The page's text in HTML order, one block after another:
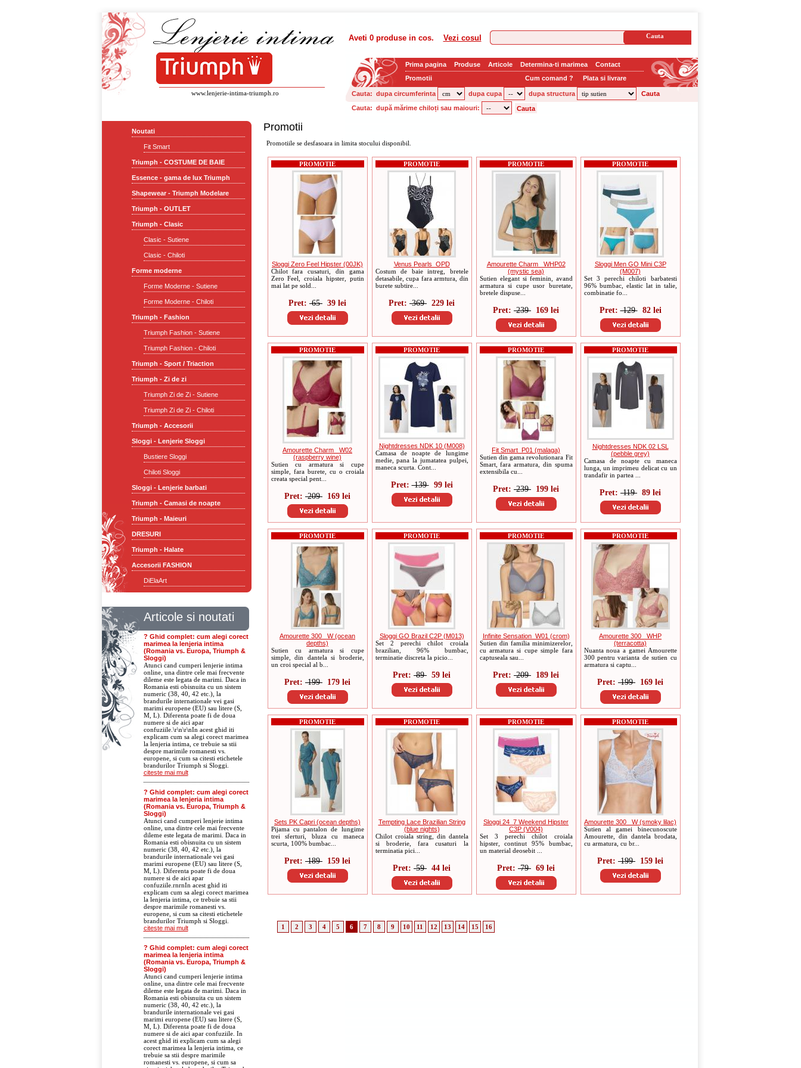
www.lenjerie-intima-triumph.ro
Aveti 0 produsein cos. Vezi cosul
Prima pagina Produse Articole Determina-ti marimea
Contact
Promotii
Cum comand ? Plata si livrare
Cauta: dupa circumferinta dupa cupa
dupa structura
Cauta: după mărime chiloți sau maiouri:
Noutati
Fit Smart
Triumph - COSTUME DE BAIE
Essence - gama de lux Triumph
Shapewear - Triumph Modelare
Triumph - OUTLET
Triumph - Clasic
Clasic - Sutiene
Clasic - Chiloti
Forme moderne
Forme Moderne - Sutiene
Forme Moderne - Chiloti
Triumph - Fashion
Triumph Fashion - Sutiene
Triumph Fashion - Chiloti
Triumph - Sport / Triaction
Triumph - Zi de zi
Triumph Zi de Zi - Sutiene
Triumph Zi de Zi - Chiloti
Triumph - Accesorii
Sloggi - Lenjerie Sloggi
Bustiere Sloggi
Chiloti Sloggi
Sloggi - Lenjerie barbati
Triumph - Camasi de noapte
Triumph - Maieuri
DRESURI
Triumph - Halate
Accesorii FASHION
DiElaArt
Articole si noutati
? Ghid complet: cum alegi corect
marimea la lenjeria intima
(Romania vs. Europa, Triumph &
Sloggi)
Atunci cand cumperi lenjerie intima
online, una dintre cele mai frecvente
dileme este legata de marimi. Daca in
Romania esti obisnuita cu un sistem
numeric (38, 40, 42 etc.), la
brandurile internationale vei gasi
marimi europene (EU) sau litere (S,
M, L). Diferenta poate fi de doua
numere si de aici apar
confuziile.\r\n\r\nIn acest ghid iti
explicam cum sa alegi corect marimea
la lenjeria intima, ce trebuie sa stii
despre marimile romanesti vs.
europene, si cum sa citesti etichetele
brandurilor Triumph si Sloggi.
citeste mai mult
? Ghid complet: cum alegi corect
marimea la lenjeria intima
(Romania vs. Europa, Triumph &
Sloggi)
Atunci cand cumperi lenjerie intima
online, una dintre cele mai frecvente
dileme este legata de marimi. Daca in
Romania esti obisnuita cu un sistem
numeric (38, 40, 42 etc.), la
brandurile internationale vei gasi
marimi europene (EU) sau litere (S,
M, L). Diferenta poate fi de doua
numere si de aici apar
confuziile.rnrnIn acest ghid iti
explicam cum sa alegi corect marimea
la lenjeria intima, ce trebuie sa stii
despre marimile romanesti vs.
europene, si cum sa citesti etichetele
brandurilor Triumph si Sloggi.
citeste mai mult
? Ghid complet: cum alegi corect
marimea la lenjeria intima
(Romania vs. Europa, Triumph &
Sloggi)
Atunci cand cumperi lenjerie intima
online, una dintre cele mai frecvente
dileme este legata de marimi. Daca in
Romania esti obisnuita cu un sistem
numeric (38, 40, 42 etc.), la
brandurile internationale vei gasi
marimi europene (EU) sau litere (S,
M, L). Diferenta poate fi de doua
numere si de aici apar confuziile. In
acest ghid iti explicam cum sa alegi
corect marimea la lenjeria intima, ce
trebuie sa stii despre marimile
romanesti vs. europene, si cum sa
Promotii
Promotiile se desfasoara in limita stocului disponibil.
PROMOTIE
Sloggi Zero Feel Hipster (00JK)
Chilot fara cusaturi, din gama
Zero Feel, croiala hipster, putin
mai lat pe sold...
Pret: 65 39 lei
PROMOTIE
Venus Pearls_OPD
Costum de baie intreg, bretele
detasabile, cupa fara armtura, din
burete subtire...
Pret: 369 229 lei
PROMOTIE
Amourette Charm _WHP02
(mystic sea)
Sutien elegant si feminin, avand
armatura si cupe usor buretate,
bretele dispuse...
Pret: 239 169 lei
PROMOTIE
Sloggi Men GO Mini C3P
(M007)
Set 3 perechi chiloti barbatesti
96% bumbac, elastic lat in talie,
combinatie fo...
Pret:12982 lei
PROMOTIE
Amourette Charm _W02
(raspberry wine)
Sutien cu armatura si cupe
simple, fara burete, cu o croiala
creata special pent...
Pret: 209 169 lei
PROMOTIE
Nightdresses NDK 10 (M008)
Camasa de noapte de lungime
medie, pana la jumatatea pulpei,
maneca scurta. Cont...
Pret:13999 lei
PROMOTIE
Fit Smart_P01 (malaga)
Sutien din gama revolutionara Fit
Smart, fara armatura, din spuma
extensibila cu...
Pret: 239 199 lei
PROMOTIE
Nightdresses NDK 02 LSL
(pebble grey)
Camasa de noapte cu maneca
lunga, un imprimeu delicat cu un
trandafir in partea ...
Pret: 119 89 lei
PROMOTIE
Amourette 300 _W (ocean
depths)
Sutien cu armatura si cupe
simple, din dantela si broderie,
un croi special al b...
Pret: 199 179 lei
PROMOTIE
Sloggi GO Brazil C2P (M013)
Set 2 perechi chilot croiala
brazilian, 96% bumbac,
terminatie discreta la picio...
Pret: 89 59 lei
PROMOTIE
Infinite Sensation_W01 (crom)
Sutien din familia minimizerelor,
cu armatura si cupe simple fara
captuseala sau...
Pret: 209 189 lei
PROMOTIE
Amourette 300 _WHP
(terracotta)
Nuanta noua a gamei Amourette
300 pentru varianta de sutien cu
armatura si captu...
Pret: 199 169 lei
PROMOTIE
Sets PK Capri (ocean depths)
Pijama cu pantalon de lungime
trei sferturi, bluza cu maneca
scurta, 100% bumbac...
Pret: 189 159 lei
PROMOTIE
Tempting Lace Brazilian String
(blue nights)
Chilot croiala string, din dantela
si broderie, fara cusaturi la
terminatia pici...
Pret: 59 44 lei
PROMOTIE
Sloggi 24_7 Weekend Hipster
C3P (V004)
Set 3 perechi chilot croiala
hipster, continut 95% bumbac,
un material deosebit ...
Pret: 79 69 lei
PROMOTIE
Amourette 300 _W (smoky lilac)
Sutien al gamei binecunoscute
Amourette, din dantela brodata,
cu armatura, cu br...
Pret: 199 159 lei
1 2 3 4 5 6 7 8 9 10 11 12 13 14 15 16